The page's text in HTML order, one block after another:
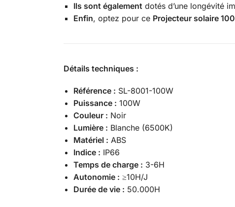
Ils sont égalementdotés d’une longévité
Enfin, optez pour ce Projecteur solaire
Détails techniques :
Référence : SL-8001-100W
Puissance : 100W
Couleur : Noir
Lumière : Blanche (6500K)
Matériel : ABS
Indice : IP66
Temps de charge : 3-6H
Autonomie : ≥10H/J
Durée de vie : 50.000H